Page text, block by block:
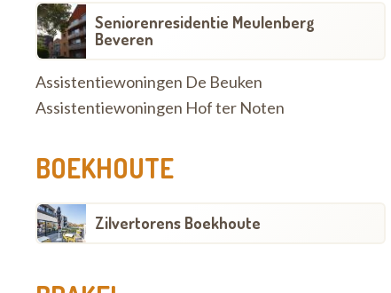
Seniorenresidentie Meulenberg
Beveren
Assistentiewoningen De Beuken
Assistentiewoningen Hof ter Noten
BOEKHOUTE
Zilvertorens Boekhoute